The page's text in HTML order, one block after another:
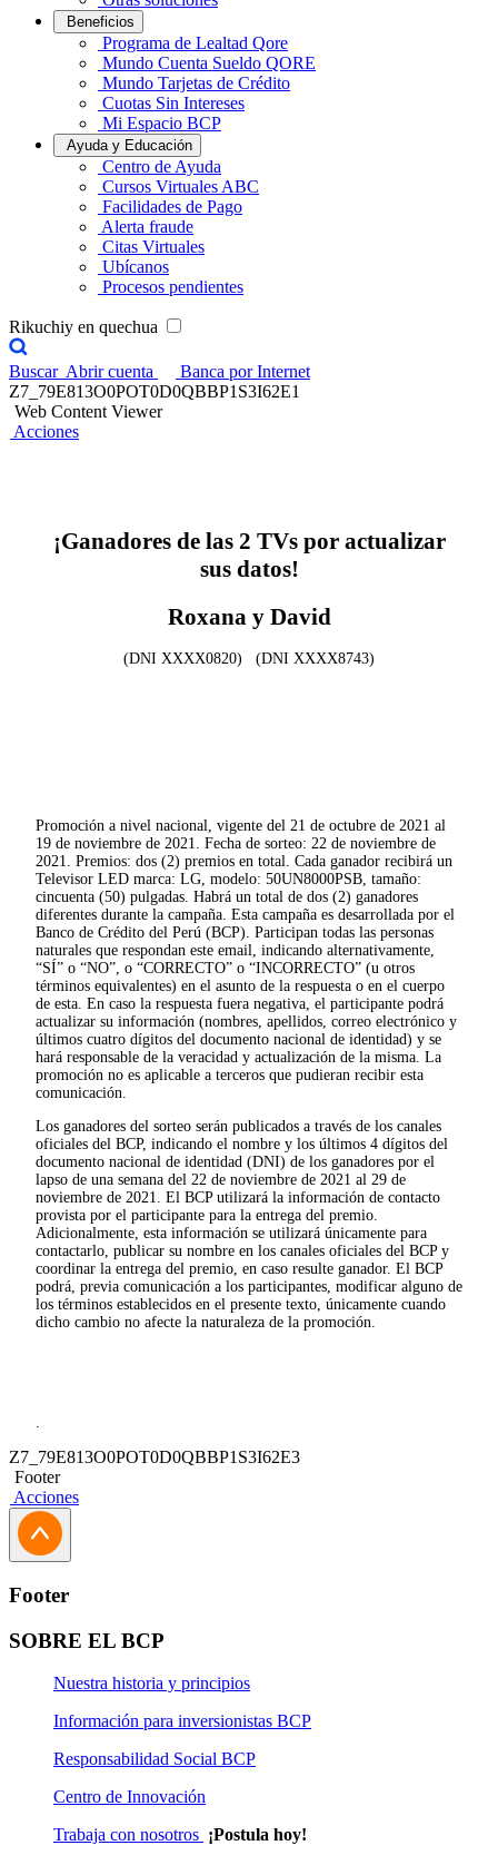
Beneficios
Programa de Lealtad Qore
Mundo Cuenta Sueldo QORE
Mundo Tarjetas de Crédito
Cuotas Sin Intereses
Mi Espacio BCP
Ayuda y Educación
Centro de Ayuda
Cursos Virtuales ABC
Facilidades de Pago
Alerta fraude
Citas Virtuales
Ubícanos
Procesos pendientes
Rikuchiy en quechua
Buscar Abrir cuenta
Banca por Internet
Z7_79E813O0POT0D0QBBP1S3I62E1
Web Content Viewer
Acciones
¡Ganadores de las 2 TVs por actualizar
sus datos!
Roxana y David
(DNI XXXX0820) (DNI XXXX8743)
Promoción a nivel nacional, vigente del 21 de octubre de 2021 al
19 de noviembre de 2021. Fecha de sorteo: 22 de noviembre de
2021. Premios: dos (2) premios en total. Cada ganador recibirá un
Televisor LED marca: LG, modelo: 50UN8000PSB, tamaño:
cincuenta (50) pulgadas. Habrá un total de dos (2) ganadores
diferentes durante la campaña. Esta campaña es desarrollada por el
Banco de Crédito del Perú (BCP). Participan todas las personas
naturales que respondan este email, indicando alternativamente,
“SÍ” o “NO”, o “CORRECTO” o “INCORRECTO” (u otros
términos equivalentes) en el asunto de la respuesta o en el cuerpo
de esta. En caso la respuesta fuera negativa, el participante podrá
actualizar su información (nombres, apellidos, correo electrónico y
últimos cuatro dígitos del documento nacional de identidad) y se
hará responsable de la veracidad y actualización de la misma. La
promoción no es aplicable a terceros que pudieran recibir esta
comunicación.
Los ganadores del sorteo serán publicados a través de los canales
oficiales del BCP, indicando el nombre y los últimos 4 dígitos del
documento nacional de identidad (DNI) de los ganadores por el
lapso de una semana del 22 de noviembre de 2021 al 29 de
noviembre de 2021. El BCP utilizará la información de contacto
provista por el participante para la entrega del premio.
Adicionalmente, esta información se utilizará únicamente para
contactarlo, publicar su nombre en los canales oficiales del BCP y
coordinar la entrega del premio, en caso resulte ganador. El BCP
podrá, previa comunicación a los participantes, modificar alguno de
los términos establecidos en el presente texto, únicamente cuando
dicho cambio no afecte la naturaleza de la promoción.
.
Z7_79E813O0POT0D0QBBP1S3I62E3
Footer
Acciones
Footer
SOBRE EL BCP
Nuestra historia y principios
Información para inversionistas BCP
Responsabilidad Social BCP
Centro de Innovación
Trabaja con nosotros ¡Postula hoy!